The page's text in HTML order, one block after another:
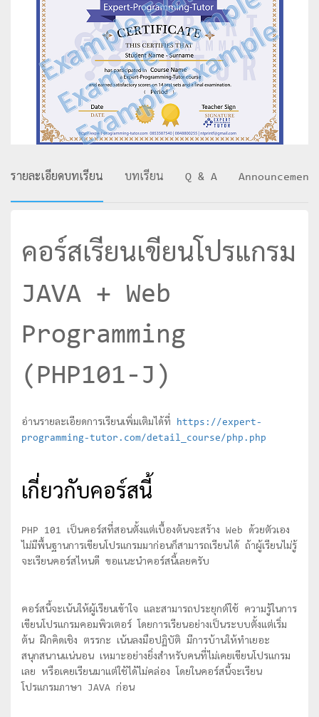
รายละเอียดบทเรียน บทเรียน Q & A
คอร์สเรียนเขียนโปรแกรม
JAVA + Web
Programming
(PHP101-J)
อ่านรายละเอียดการเรียนเพิ่มเติมได้ที่
https://expert-
programming-tutor.com/detail_course/php.php
เกี่ยวกับคอร์สนี้
PHP 101 เป็นคอร์สที่สอนตั้งแต่เบื้องต้นจะสร้าง Web ด้วยตัวเอง
ไม่มีพื้นฐานการเขียนโปรแกรมมาก่อนก็สามารถเรียนได้ ถ้าผู้เรียนไม่รู้
จะเรียนคอร์สไหนดี ขอแนะนำคอร์สนี้เลยครับ
คอร์สนี้จะเน้นให้ผู้เรียนเข้าใจ และสามารถประยุกต์ใช้ ความรู้ในการ
เขียนโปรแกรมคอมพิวเตอร์ โดยการเรียนอย่างเป็นระบบตั้งแต่เริ่ม
ต้น ฝึกคิดเชิง ตรรกะ เน้นลงมือปฏิบัติ มีการบ้านให้ทำเยอะ
สนุกสนานแน่นอน เหมาะอย่างยิ่งสำหรับคนที่ไม่เคยเขียนโปรแกรม
เลย หรือเคยเรียนมาแต่ใช้ได้ไม่คล่อง โดยในคอร์สนี้จะเรียน
โปรแกรมภาษา JAVA ก่อน